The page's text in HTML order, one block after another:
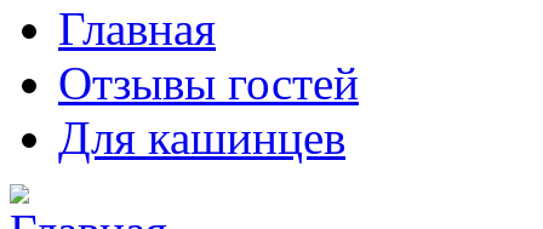
Главная
Отзывы гостей
Для кашинцев